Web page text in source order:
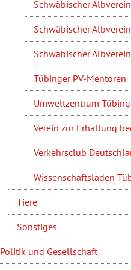
Schwäbischer
Schwäbischer
Schwäbischer
Tübinger PV-Mentoren
Umweltzentrum
Verein zur Erhaltung
Verkehrsclub
Wissenschaftsladen
Tiere
Sonstiges
Politik und Gesellschaft